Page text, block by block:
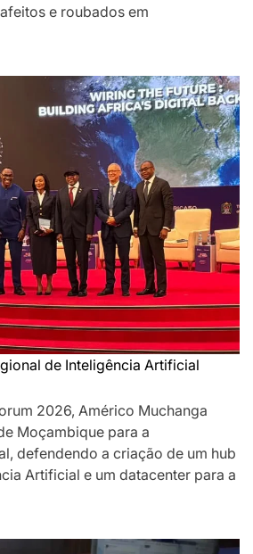
e roubados em
de Inteligência Artificial
2026, Américo Muchanga
Moçambique para a
defendendo a criação de um hub
Artificial e um datacenter para a